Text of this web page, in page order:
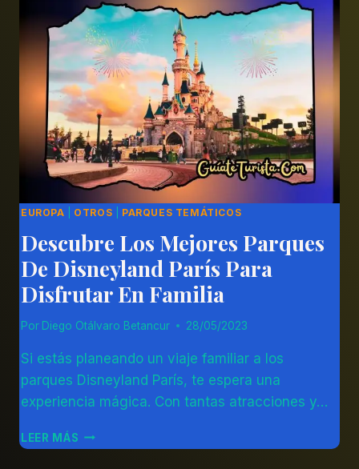
DE
DISNEY
WORLD
:
¡UN
MUNDO
MÁGICO
TE
ESPERA!
EUROPA OTROS PARQUES TEMÁTICOS
Descubre Los Mejores Parques
De Disneyland París Para
Disfrutar En Familia
Por Diego Otálvaro Betancur 28/05/2023
Si estás planeando un viaje familiar a los
parques Disneyland París, te espera una
experiencia mágica. Con tantas atracciones y…
LEER MÁS DESCUBRE
LOS